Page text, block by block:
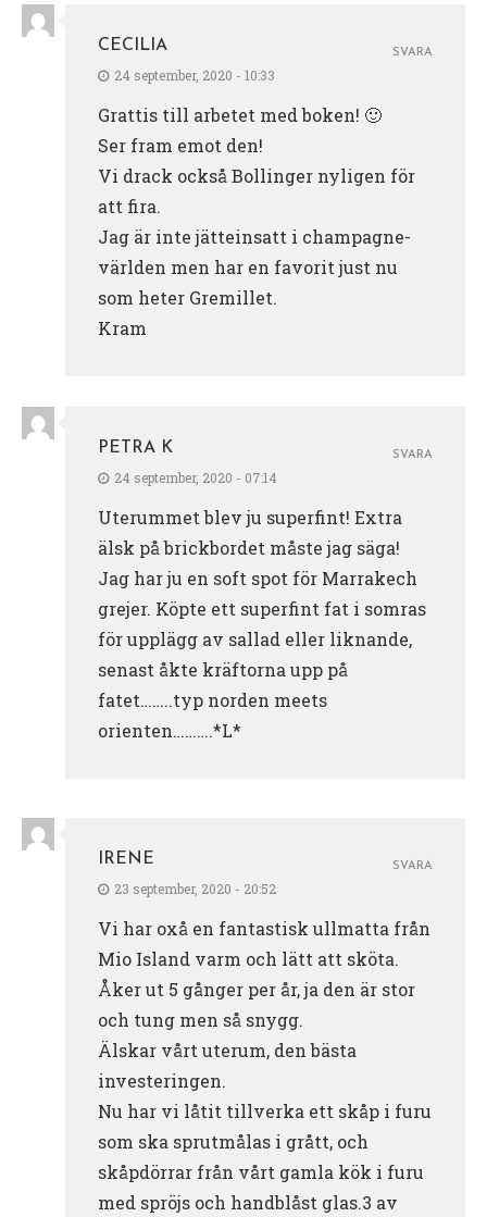
CECILIA
24 september, 2020 - 10:33
Grattis till arbetet med boken! 🙂
Ser fram emot den!
Vi drack också Bollinger nyligen för
att fira.
Jag är inte jätteinsatt i champagne-
världen men har en favorit just nu
som heter Gremillet.
Kram
SVARA
PETRA K
24 september, 2020 - 07:14
Uterummet blev ju superfint! Extra
älsk på brickbordet måste jag säga!
Jag har ju en soft spot för Marrakech
grejer. Köpte ett superfint fat i somras
för upplägg av sallad eller liknande,
senast åkte kräftorna upp på
fatet……..typ norden meets
orienten……….*L*
SVARA
IRENE
23 september, 2020 - 20:52
Vi har oxå en fantastisk ullmatta från
Mio Island varm och lätt att sköta.
Åker ut 5 gånger per år, ja den är stor
och tung men så snygg.
Älskar vårt uterum, den bästa
investeringen.
Nu har vi låtit tillverka ett skåp i furu
som ska sprutmålas i grått, och
skåpdörrar från vårt gamla kök i furu
med spröjs och handblåst glas.3 av
SVARA